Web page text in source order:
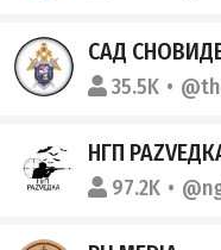
САД
35.5K
НГП
97.2K